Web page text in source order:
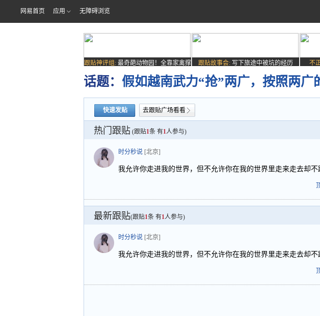
网易首页 应用 无障碍浏览
跟贴神评组: 最奇葩动物园！全靠家禽撑
场子
跟贴故事会: 写下旅途中被坑的经历 不
话题： 假如越南武力“抢”两广，按照两广
快速发贴 去跟贴广场看看
热门跟贴 (跟贴1条 有1人参与)
时分秒说 [北京]
我允许你走进我的世界，但不允许你在我的世界里走来走去却不
最新跟贴(跟贴1条 有1人参与)
时分秒说 [北京]
我允许你走进我的世界，但不允许你在我的世界里走来走去却不